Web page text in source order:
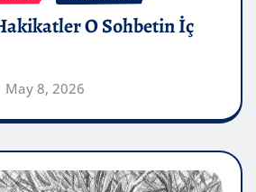
O Sohbetin İç
May 8, 2026